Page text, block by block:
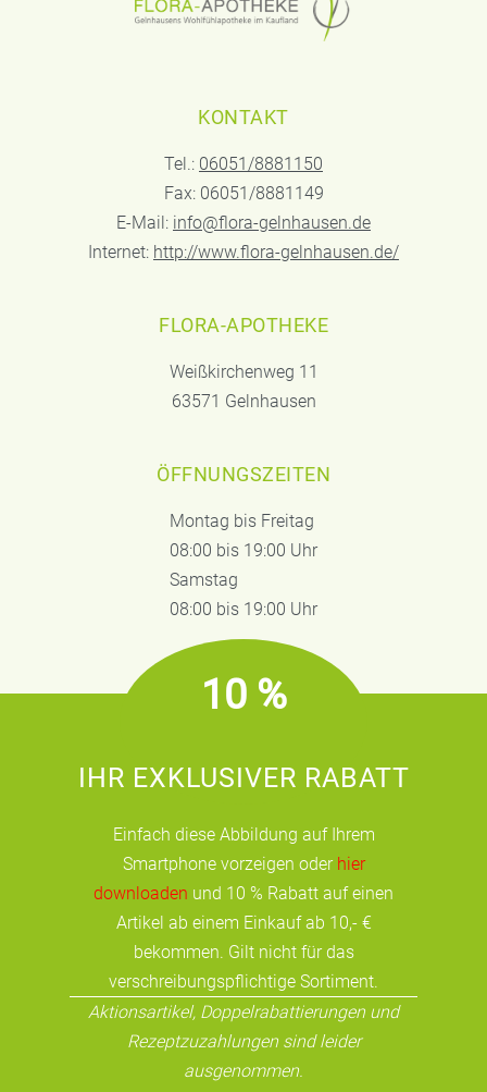
KONTAKT
Tel.: 06051/8881150
Fax: 06051/8881149
E-Mail: info@flora-gelnhausen.de
Internet: http://www.flora-gelnhausen.de/
FLORA-APOTHEKE
Weißkirchenweg 11
63571 Gelnhausen
ÖFFNUNGSZEITEN
Montag bis Freitag
08:00 bis 19:00 Uhr
Samstag
08:00 bis 19:00 Uhr
10 %
IHR EXKLUSIVER RABATT
Einfach diese Abbildung auf Ihrem
Smartphone vorzeigen oder hier
downloaden und 10 % Rabatt auf einen
Artikel ab einem Einkauf ab 10,- €
bekommen. Gilt nicht für das
verschreibungspflichtige Sortiment.
Aktionsartikel, Doppelrabattierungen und
Rezeptzuzahlungen sind leider
ausgenommen.